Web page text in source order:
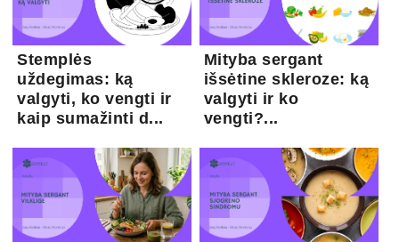
Stemplės
uždegimas: ką
valgyti, ko vengti ir
kaip sumažinti d...
Mityba sergant
išsėtine skleroze: ką
valgyti ir ko
vengti?...